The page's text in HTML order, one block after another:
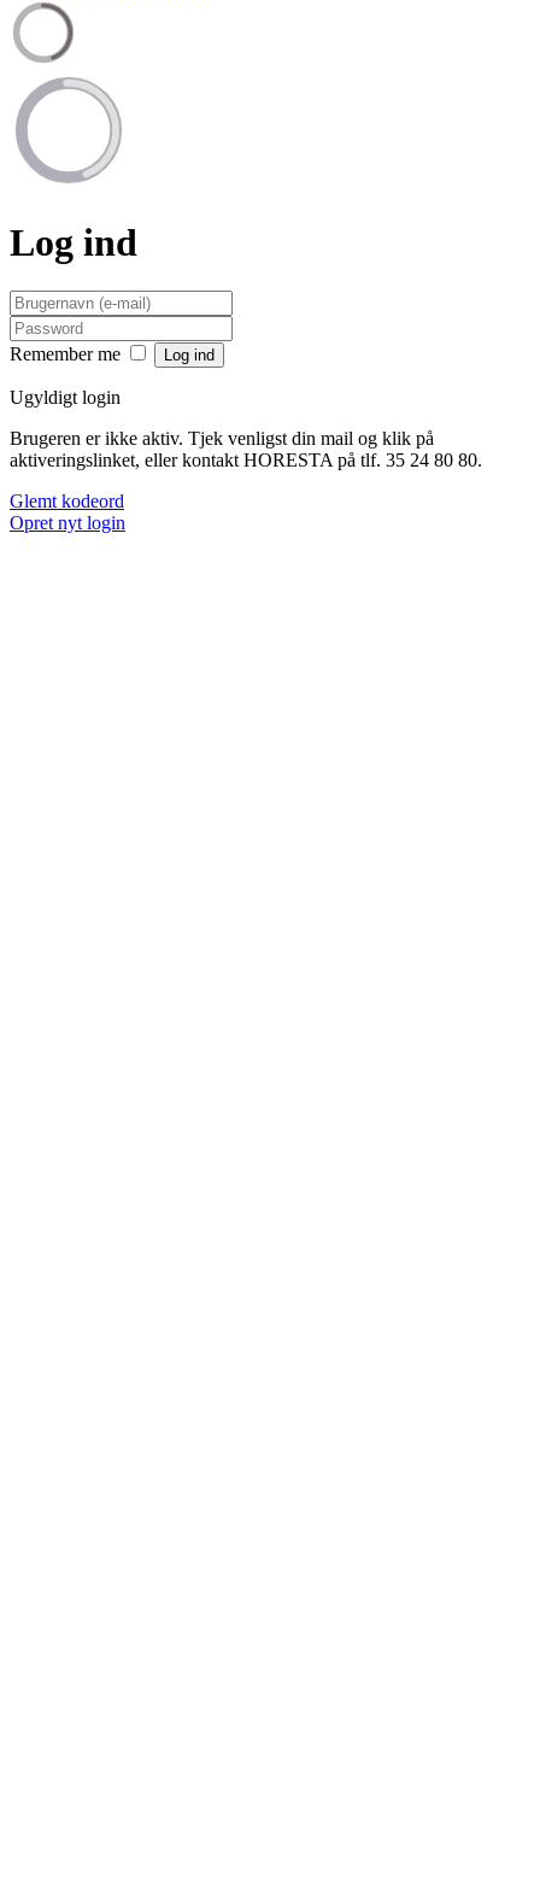
Log ind
Remember me
Ugyldigt login
Brugeren er ikke aktiv. Tjek venligst din mail og klik på
aktiveringslinket, eller kontakt HORESTA på tlf. 35 24 80 80.
Glemt kodeord
Opret nyt login